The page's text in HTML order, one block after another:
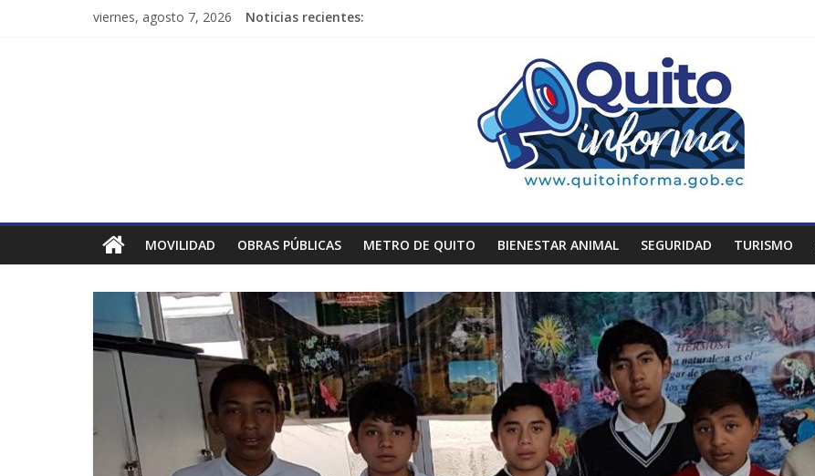
viernes, agosto 7, 2026 Noticias recientes:
MOVILIDAD OBRAS PÚBLICAS METRO DE QUITO BIENESTAR ANIMAL SEGURIDAD TURISMO